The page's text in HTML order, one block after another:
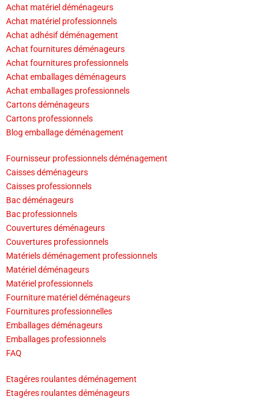
Achat matériel déménageurs
Achat matériel professionnels
Achat adhésif déménagement
Achat fournitures déménageurs
Achat fournitures professionnels
Achat emballages déménageurs
Achat emballages professionnels
Cartons déménageurs
Cartons professionnels
Blog emballage déménagement
Fournisseur professionnels déménagement
Caisses déménageurs
Caisses professionnels
Bac déménageurs
Bac professionnels
Couvertures déménageurs
Couvertures professionnels
Matériels déménagement professionnels
Matériel déménageurs
Matériel professionnels
Fourniture matériel déménageurs
Fournitures professionnelles
Emballages déménageurs
Emballages professionnels
FAQ
Etagéres roulantes déménagement
Etagéres roulantes déménageurs